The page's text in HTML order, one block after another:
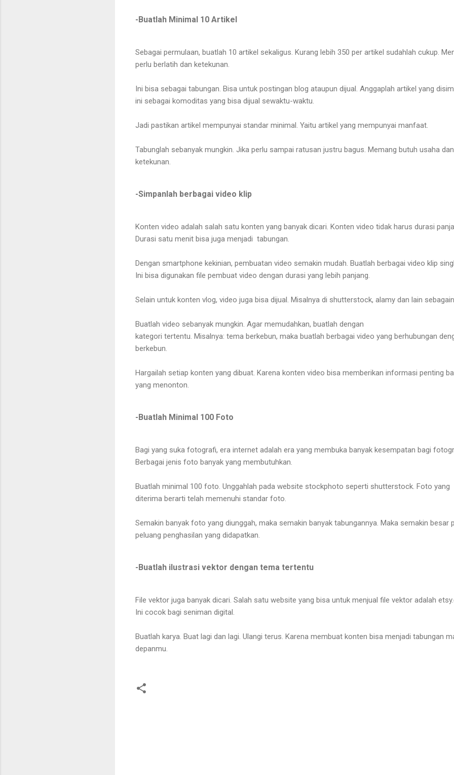
-Buatlah Minimal 10 Artikel
Sebagai permulaan, buatlah 10 artikel sekaligus. Kurang lebih 350 per artikel sudahlah cukup.
perlu berlatih dan ketekunan.
Ini bisa sebagai tabungan. Bisa untuk postingan blog ataupun dijual. Anggaplah artikel yang
ini sebagai komoditas yang bisa dijual sewaktu-waktu.
Jadi pastikan artikel mempunyai standar minimal. Yaitu artikel yang mempunyai manfaat.
Tabunglah sebanyak mungkin. Jika perlu sampai ratusan justru bagus. Memang butuh usaha dan
ketekunan.
-Simpanlah berbagai video klip
Konten video adalah salah satu konten yang banyak dicari. Konten video tidak harus durasi
Durasi satu menit bisa juga menjadi tabungan.
Dengan smartphone kekinian, pembuatan video semakin mudah. Buatlah berbagai video klip
Ini bisa digunakan file pembuat video dengan durasi yang lebih panjang.
Selain untuk konten vlog, video juga bisa dijual. Misalnya di shutterstock, alamy dan lain
Buatlah video sebanyak mungkin. Agar memudahkan, buatlah dengan
kategori tertentu. Misalnya: tema berkebun, maka buatlah berbagai video yang berhubungan
berkebun.
Hargailah setiap konten yang dibuat. Karena konten video bisa memberikan informasi penting
yang menonton.
-Buatlah Minimal 100 Foto
Bagi yang suka fotografi, era internet adalah era yang membuka banyak kesempatan bagi
Berbagai jenis foto banyak yang membutuhkan.
Buatlah minimal 100 foto. Unggahlah pada website stockphoto seperti shutterstock. Foto yang
diterima berarti telah memenuhi standar foto.
Semakin banyak foto yang diunggah, maka semakin banyak tabungannya. Maka semakin besar
peluang penghasilan yang didapatkan.
-Buatlah ilustrasi vektor dengan tema tertentu
File vektor juga banyak dicari. Salah satu website yang bisa untuk menjual file vektor adalah
Ini cocok bagi seniman digital.
Buatlah karya. Buat lagi dan lagi. Ulangi terus. Karena membuat konten bisa menjadi tabungan
depanmu.